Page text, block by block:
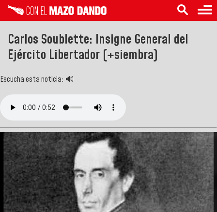
Carlos Soublette: Insigne General del
Ejército Libertador (+siembra)
Escucha esta noticia: 🔊